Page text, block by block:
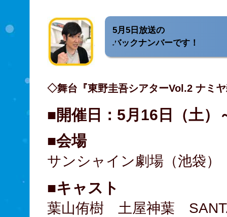
5月5日放送の
バックナンバーです！
◇舞台『東野圭吾シアターVol.2 ナミ
■開催日：5月16日（土）
■会場
サンシャイン劇場（池袋）
■キャスト
葉山侑樹 土屋神葉